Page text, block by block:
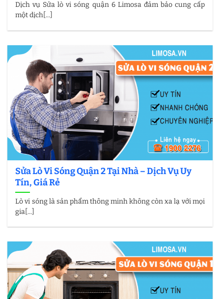
Dịch vụ Sửa lò vi sóng quận 6 Limosa đảm bảo cung cấp
một dịch[...]
Sửa Lò Vi Sóng Quận 2 Tại Nhà – Dịch Vụ Uy
Tín, Giá Rẻ
Lò vi sóng là sản phẩm thông minh không còn xa lạ với mọi
gia[...]